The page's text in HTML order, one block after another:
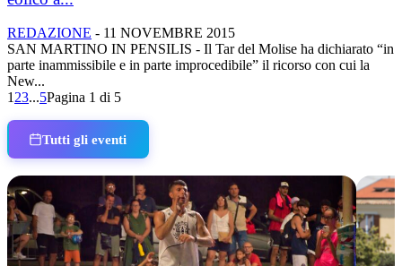
REDAZIONE - 11 NOVEMBRE 2015
SAN MARTINO IN PENSILIS - Il Tar del Molise ha dichiarato “in
parte inammissibile e in parte improcedibile” il ricorso con cui la
New...
1 23...5Pagina 1 di 5
Tutti gli eventi